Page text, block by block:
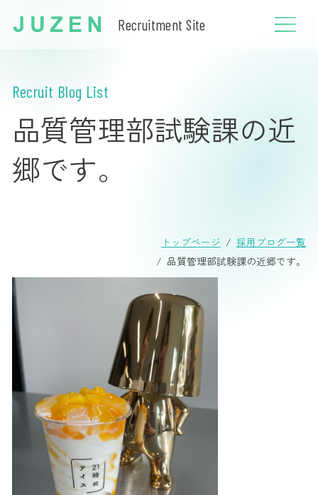
Recruitment Site
品質管理部試験課の近
郷です。
Recruit Blog List
トップページ
採用ブログ一覧
品質管理部試験課の近郷です。